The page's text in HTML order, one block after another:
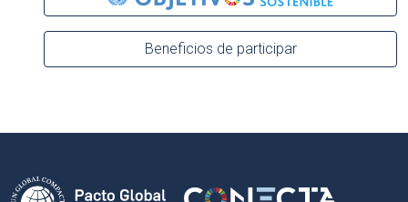
Beneficios de participar